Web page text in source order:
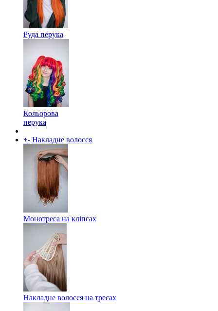
Руда перука
Кольорова
перука
+- Накладне волосся
Монотреса на кліпсах
Накладне волосся на тресах